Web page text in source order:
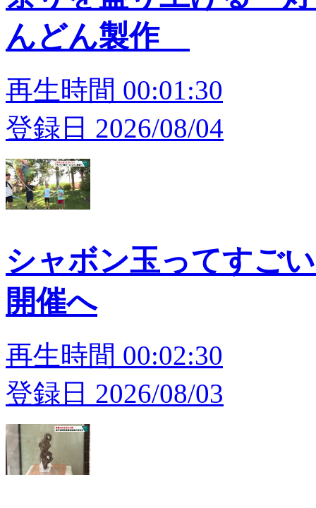
んどん製作
再生時間 00:01:30
登録日 2026/08/04
シャボン玉ってすご
開催へ
再生時間 00:02:30
登録日 2026/08/03